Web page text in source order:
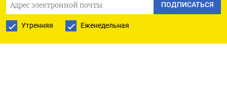
ПОДПИСАТЬСЯ
Утренняя Еженедельная
Позднее министерство подтвердило
контролируемое ограничение добычи на